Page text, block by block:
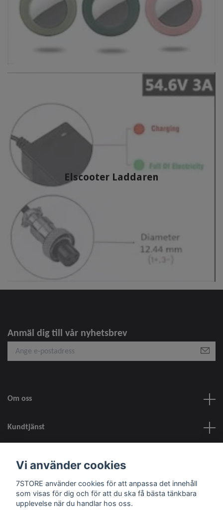
Elscooter Laddaren
Anmäl dig till vår nyhetsbrev
Om oss
Kundtjänst
Sociala medier
Vi använder cookies
7STORE använder cookies för att anpassa det innehåll
som visas för dig och för att du ska få bästa tänkbara
upplevelse när du handlar hos oss.